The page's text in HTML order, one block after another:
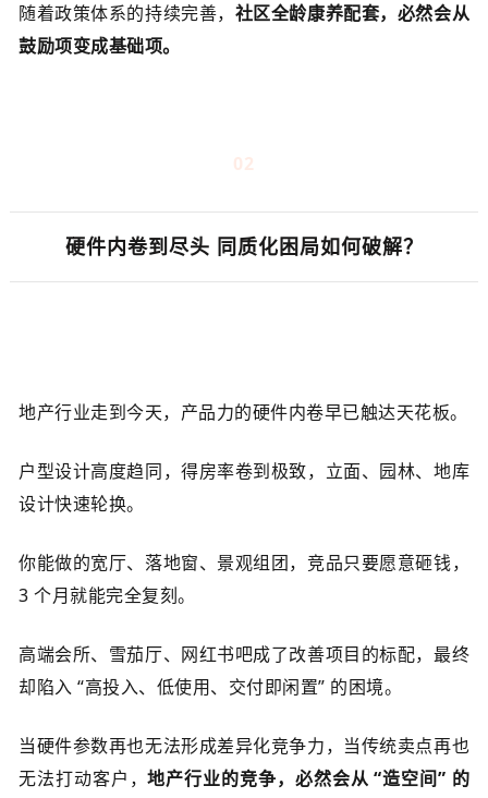
随着政策体系的持续完善， 社区全龄康养配套，必然会从
鼓励项变成基础项。
02
硬件内卷到尽头 同质化困局如何破解？
02
地产行业走到今天，产品力的硬件内卷早已触达天花板。
户型设计高度趋同，得房率卷到极致，立面、园林、地库
设计快速轮换。
你能做的宽厅、落地窗、景观组团，竞品只要愿意砸钱，
3 个月就能完全复刻。
高端会所、雪茄厅、网红书吧成了改善项目的标配，最终
却陷入 “高投入、低使用、交付即闲置” 的困境。
当硬件参数再也无法形成差异化竞争力，当传统卖点再也
无法打动客户，地产行业的竞争，必然会从 “造空间” 的